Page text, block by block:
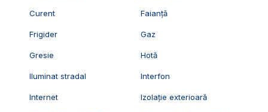
Curent Faianță
Frigider Gaz
Gresie Hotă
Iluminat stradal Interfon
Internet Izolație exterioară